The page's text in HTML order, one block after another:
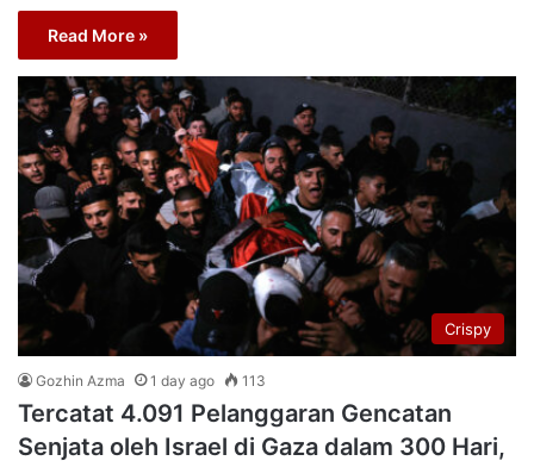
Read More »
Crispy
Gozhin Azma 1 day ago 113
Tercatat 4.091 Pelanggaran Gencatan
Senjata oleh Israel di Gaza dalam 300 Hari,